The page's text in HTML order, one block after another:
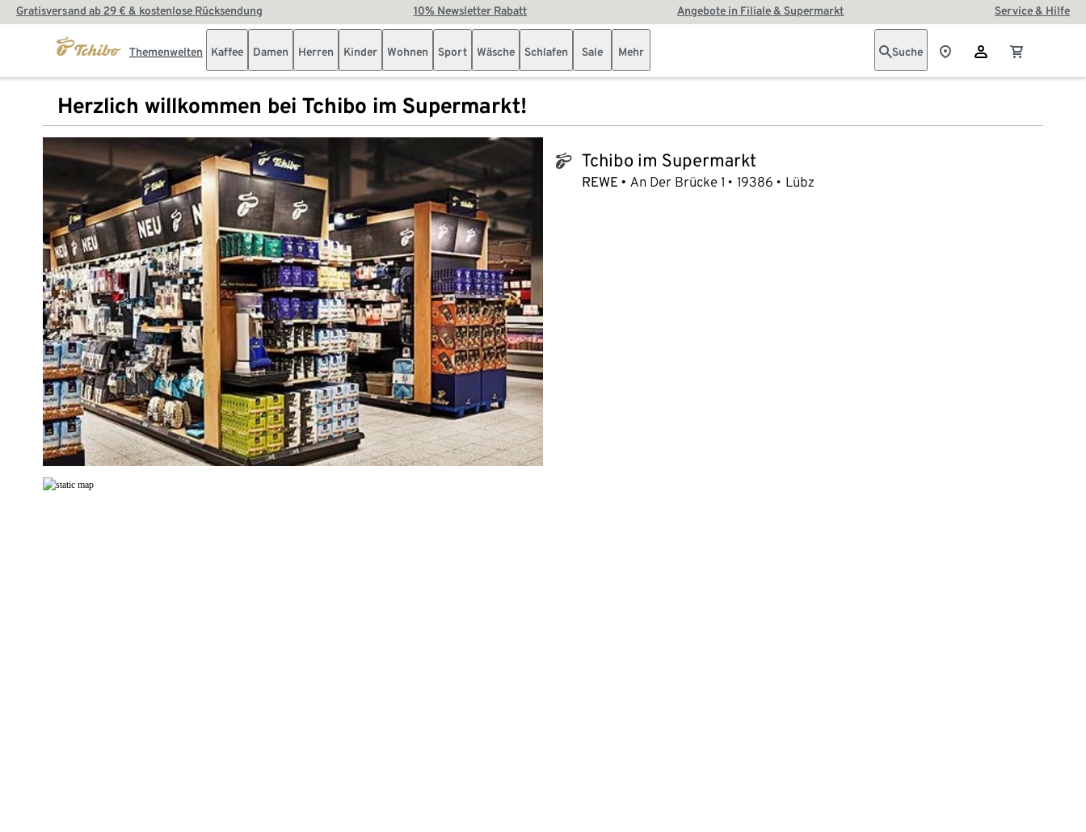
Gratisversand ab 29 € & kostenlose Rücksendung 10% Newsletter Rabatt Angebote in Filiale & Supermarkt Service & Hilfe
Themenwelten Kaffee Damen Herren Kinder Wohnen Sport Wäsche Schlafen Sale Mehr Suche
Herzlich willkommen bei Tchibo im Supermarkt!
tchibo_logo Tchibo im Supermarkt
REWE An Der Brücke 1 19386 Lübz